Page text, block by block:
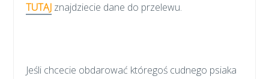
TUTAJ znajdziecie dane do przelewu.
Jeśli chcecie obdarować któregoś cudnego psiaka